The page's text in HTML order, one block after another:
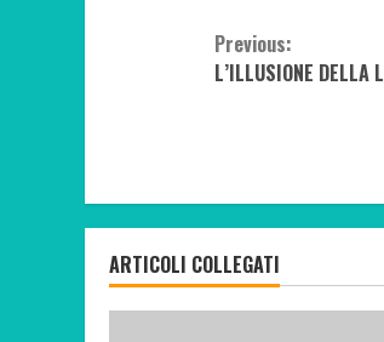
Continue
Reading
Previous:
L’ILLUSIONE DELLA
ARTICOLI COLLEGATI